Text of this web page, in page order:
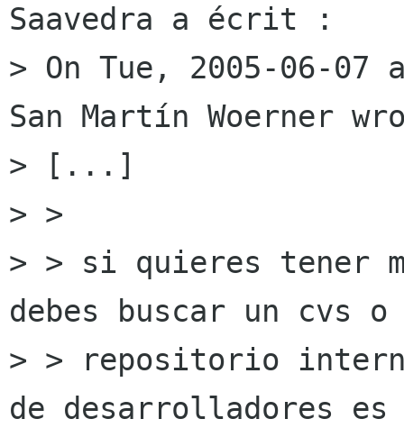
Saavedra a écrit :
> On Tue, 2005-06-07
San Martín Woerner
> [...]
> >
> > si quieres tener
debes buscar un cvs o
> > repositorio
de desarrolladores es